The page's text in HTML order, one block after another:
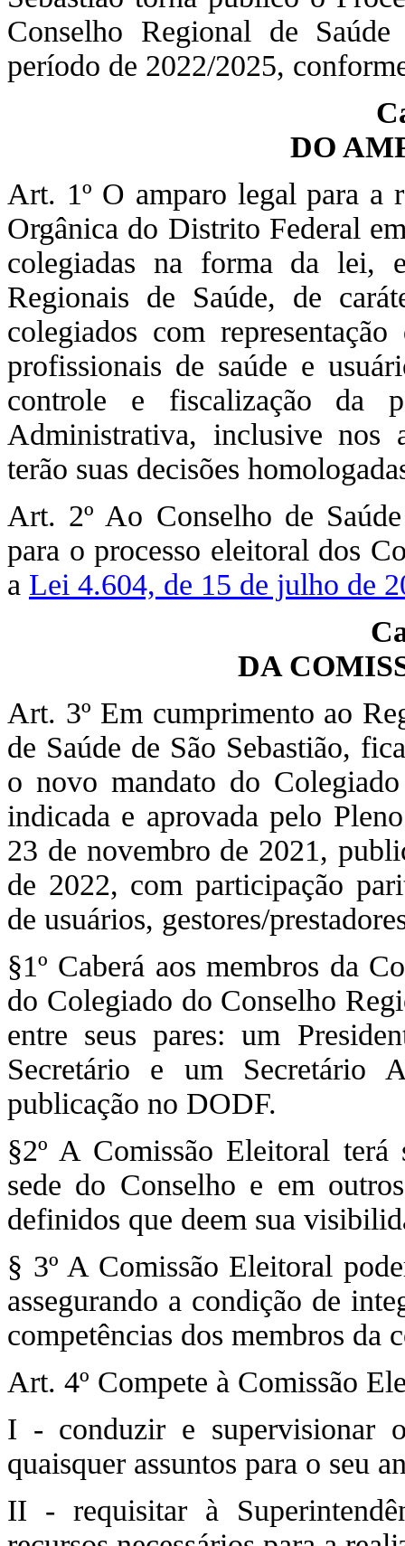
Conselho Regional de
período de 2022/2025,
DO
Art. 1º O amparo legal para a
Orgânica do Distrito Federal
colegiadas na forma da
Regionais de Saúde, de
colegiados com
profissionais de saúde e
controle e fiscalização da
Administrativa, inclusive nos
terão suas decisões
Art. 2º Ao Conselho de
para o processo eleitoral dos
a Lei 4.604, de 15 de julho de
DA
Art. 3º Em cumprimento ao
de Saúde de São Sebastião,
o novo mandato do
indicada e aprovada pelo
23 de novembro de 2021,
de 2022, com participação
de usuários, gestores/
§1º Caberá aos membros da
do Colegiado do Conselho
entre seus pares: um
Secretário e um Secretário
publicação no DODF.
§2º A Comissão Eleitoral
sede do Conselho e em
definidos que deem sua
§ 3º A Comissão Eleitoral
assegurando a condição de
competências dos membros da
Art. 4º Compete à Comissão
I - conduzir e supervisionar
quaisquer assuntos para o seu
II - requisitar à